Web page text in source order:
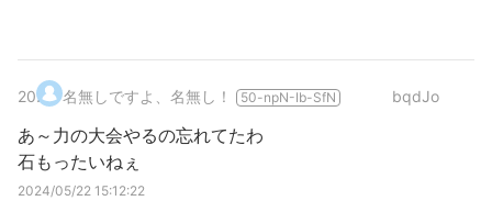
20. 名無しですよ、名無し！ 50-npN-Ib-SfN bqdJo
あ～力の大会やるの忘れてたわ
石もったいねぇ
2024/05/22 15:12:22